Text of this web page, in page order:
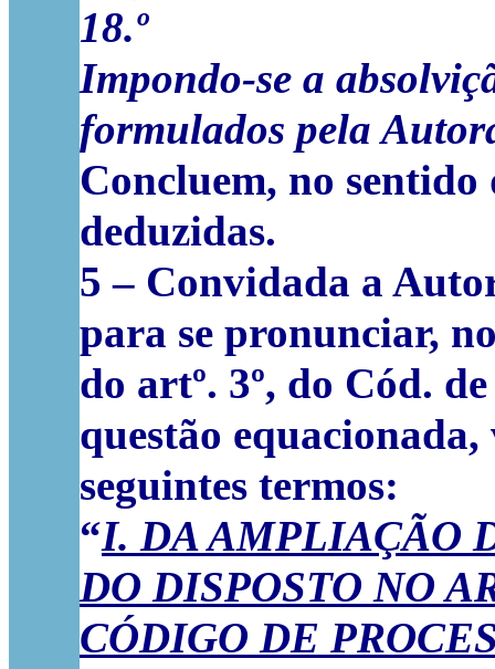
18.º
Impondo-se a
formulados pela
Concluem, no sentido
deduzidas.
5 – Convidada a
para se pronunciar,
do artº. 3º, do Cód.
questão
seguintes termos:
“I. DA AMPLIAÇÃO
DO DISPOSTO NO
CÓDIGO DE